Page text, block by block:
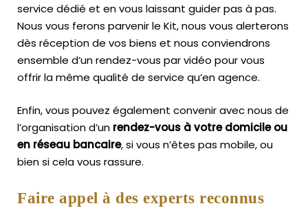
service dédié et en vous laissant guider pas à pas.
Nous vous ferons parvenir le Kit, nous vous alerterons
dès réception de vos biens et nous conviendrons
ensemble d’un rendez-vous par vidéo pour vous
offrir la même qualité de service qu’en agence.
Enfin, vous pouvez également convenir avec nous de
l’organisation d’un rendez-vous à votre domicile ou
en réseau bancaire, si vous n’êtes pas mobile, ou
bien si cela vous rassure.
Faire appel à des experts reconnus